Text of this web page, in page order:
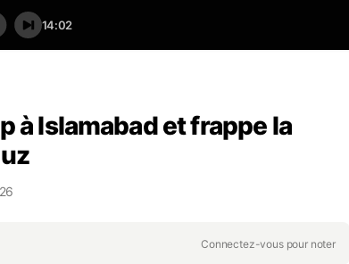
14:02
à Islamabad et frappe la
Connectez-vous pour noter